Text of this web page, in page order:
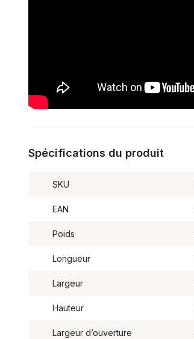
Spécifications du produit
SKU
EAN
Poids
Longueur
Largeur
Hauteur
Largeur d’ouverture